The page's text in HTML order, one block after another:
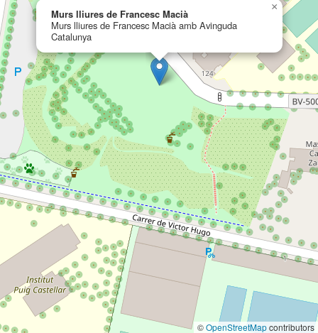
Murs lliures de Francesc Macià
Murs lliures de Francesc Macià amb Avinguda
Catalunya
×
©OpenStreetMapcontributors